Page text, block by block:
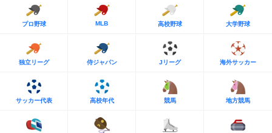
プロ野球 MLB 高校野球 大学野球
独立リーグ 侍ジャパン Jリーグ 海外サッカー
サッカー代表 高校年代 競馬 地方競馬